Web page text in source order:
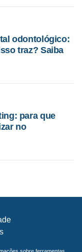
odontológico:
traz? Saiba
para que
no